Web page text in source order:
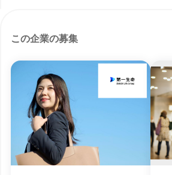
この企業の募集